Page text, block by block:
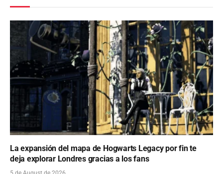
La expansión del mapa de Hogwarts Legacy por fin te
deja explorar Londres gracias a los fans